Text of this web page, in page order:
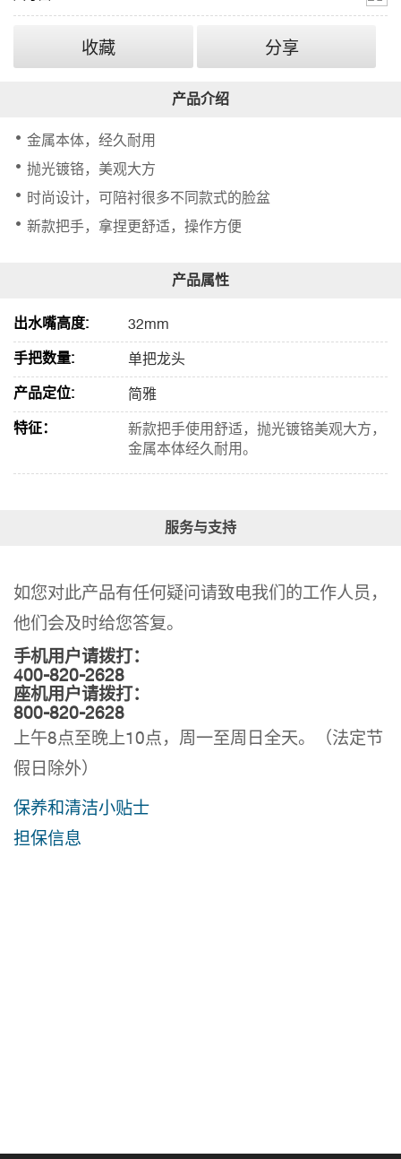
收藏 分享
金属本体，经久耐用
抛光镀铬，美观大方
时尚设计，可陪衬很多不同款式的脸盆
新款把手，拿捏更舒适，操作方便
出水嘴高度:
32mm
手把数量:
单把龙头
产品定位:
简雅
特征：
新款把手使用舒适，抛光镀铬美观大方，
金属本体经久耐用。
服务与支持
如您对此产品有任何疑问请致电我们的工作人员，
他们会及时给您答复。
手机用户请拨打：
400-820-2628
座机用户请拨打：
800-820-2628
上午8点至晚上10点，周一至周日全天。（法定节
假日除外）
保养和清洁小贴士
担保信息